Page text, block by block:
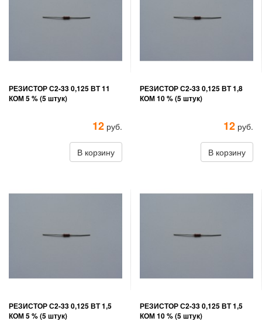
РЕЗИСТОР С2-33 0,125 ВТ 11
КОМ 5 % (5 штук)
12 руб.
В корзину
РЕЗИСТОР С2-33 0,125 ВТ 1,8
КОМ 10 % (5 штук)
12 руб.
В корзину
РЕЗИСТОР С2-33 0,125 ВТ 1,5
КОМ 5 % (5 штук)
РЕЗИСТОР С2-33 0,125 ВТ 1,5
КОМ 10 % (5 штук)